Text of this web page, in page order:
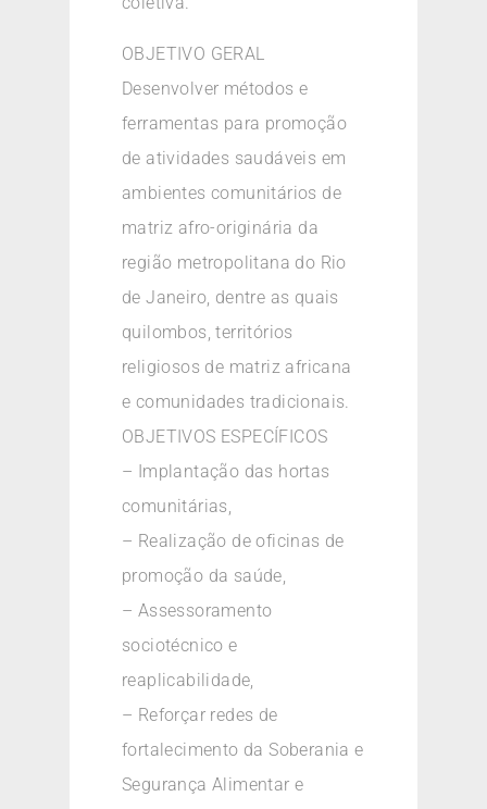
OBJETIVO GERAL
Desenvolver métodos e
ferramentas para promoção
de atividades saudáveis em
ambientes comunitários de
matriz afro-originária da
região metropolitana do Rio
de Janeiro, dentre as quais
quilombos, territórios
religiosos de matriz africana
e comunidades tradicionais.
OBJETIVOS ESPECÍFICOS
– Implantação das hortas
comunitárias,
– Realização de oficinas de
promoção da saúde,
– Assessoramento
sociotécnico e
reaplicabilidade,
– Reforçar redes de
fortalecimento da Soberania e
Segurança Alimentar e